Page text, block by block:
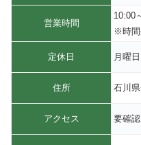
営業時間
10:00
※時間
定休日 月曜
住所 石川
アクセス 要確認